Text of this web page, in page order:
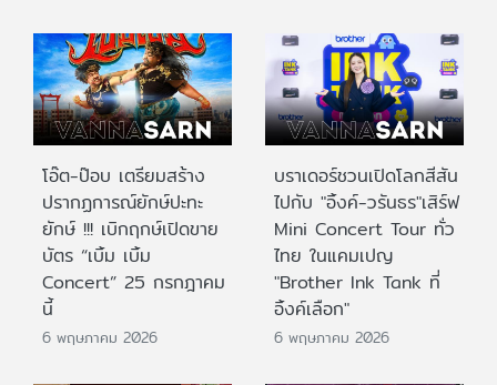
โอ๊ต-ป๊อบ เตรียมสร้าง
ปรากฏการณ์ยักษ์ปะทะ
ยักษ์ !!! เบิกฤกษ์เปิดขาย
บัตร “เบิ้ม เบิ้ม
Concert” 25 กรกฎาคม
นี้
6 พฤษภาคม 2026
บราเดอร์ชวนเปิดโลกสีสัน
ไปกับ "อิ้งค์-วรันธร"เสิร์ฟ
Mini Concert Tour ทั่ว
ไทย ในแคมเปญ
"Brother Ink Tank ที่
อิ้งค์เลือก"
6 พฤษภาคม 2026